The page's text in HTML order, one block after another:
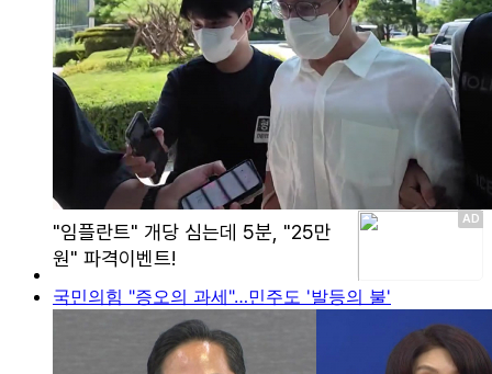
국민의힘 "증오의 과세"…민주도 '발등의 불'